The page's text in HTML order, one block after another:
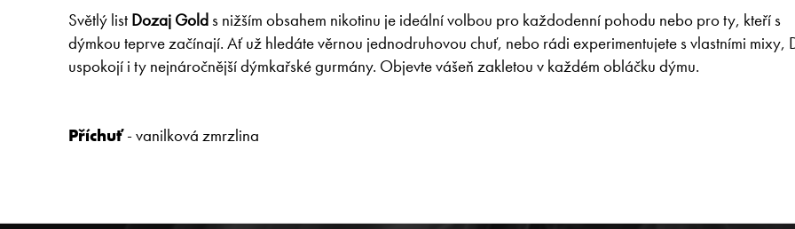
Světlý list Dozaj Golds nižším obsahem nikotinu je ideální volbou pro každodenní pohodu nebo pro ty, kteří s
dýmkou teprve začínají. Ať už hledáte věrnou jednodruhovou chuť, nebo rádi experimentujete s vlastními mixy,
uspokojí i ty nejnáročnější dýmkařské gurmány. Objevte vášeň zakletou v každém obláčku dýmu.
Příchuť- vanilková zmrzlina